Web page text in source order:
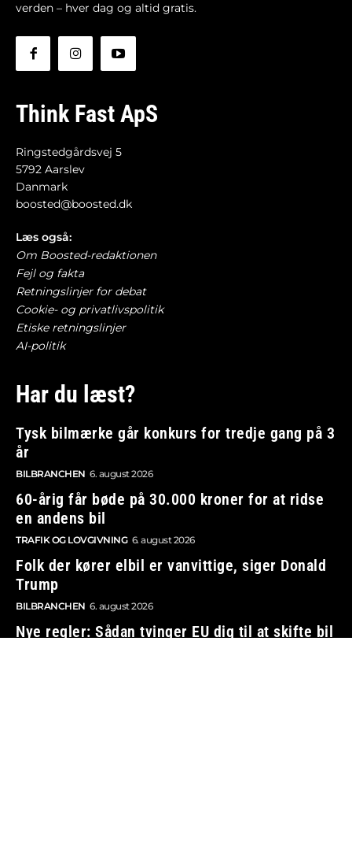
verden – hver dag og altid gratis.
Think Fast ApS
Ringstedgårdsvej 5
5792 Aarslev
Danmark
boosted@boosted.dk
Læs også:
Om Boosted-redaktionen
Fejl og fakta
Retningslinjer for debat
Cookie- og privatlivspolitik
Etiske retningslinjer
AI-politik
Har du læst?
Tysk bilmærke går konkurs for tredje gang på 3
år
BILBRANCHEN 6. august 2026
60-årig får bøde på 30.000 kroner for at ridse
en andens bil
TRAFIK OG LOVGIVNING 6. august 2026
Folk der kører elbil er vanvittige, siger Donald
Trump
BILBRANCHEN 6. august 2026
Nye regler: Sådan tvinger EU dig til at skifte bil